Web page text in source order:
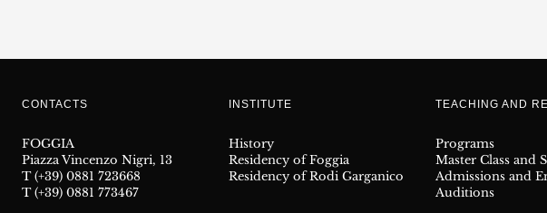
CONTACTS
FOGGIA
Piazza Vincenzo Nigri, 13
T (+39) 0881 723668
T (+39) 0881 773467
INSTITUTE
History
Residency of Foggia
Residency of Rodi Garganico
TEACHING AND
Programs
Master Class and
Admissions and
Auditions